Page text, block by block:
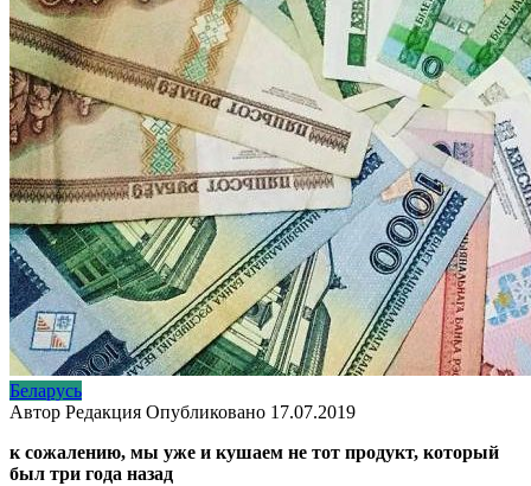
Беларусь
Автор Редакция Опубликовано 17.07.2019
к сожалению, мы уже и кушаем не тот продукт, который
был три года назад